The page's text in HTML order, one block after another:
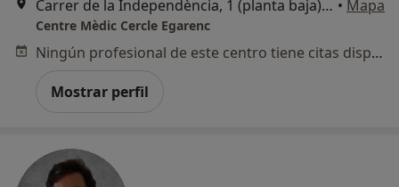
Carrer de la Independència, 1 (planta baja) , Terrassa • Mapa
Centre Mèdic Cercle Egarenc
Ningún profesional de este centro tiene citas disponibles
Mostrar perfil